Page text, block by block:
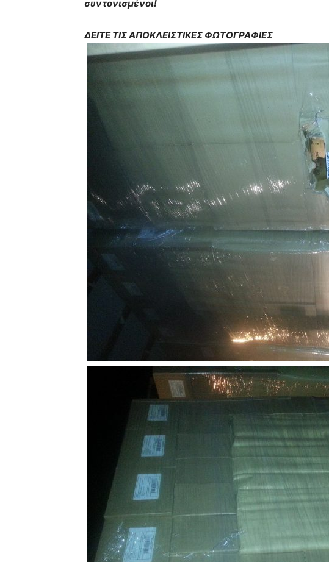
συντονισμένοι!
ΔΕΙΤΕ ΤΙΣ ΑΠΟΚΛΕΙΣΤΙΚΕΣ ΦΩΤΟΓΡΑΦΙΕΣ